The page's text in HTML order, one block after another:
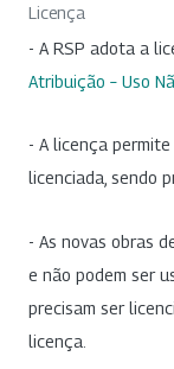
Licença
- A RSP adota a
Atribuição – Uso
- A licença
licenciada, sendo
- As novas obras
e não podem ser
precisam ser
licença.